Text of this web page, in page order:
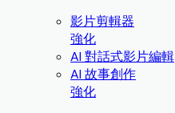
影片剪輯器
強化
AI 對話式影片編輯
AI 故事創作
強化